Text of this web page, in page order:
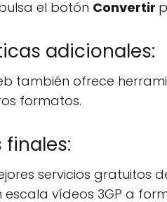
el botón Convertir
adicionales:
también ofrece
formatos.
finales:
servicios gratuitos
vídeos 3GP a